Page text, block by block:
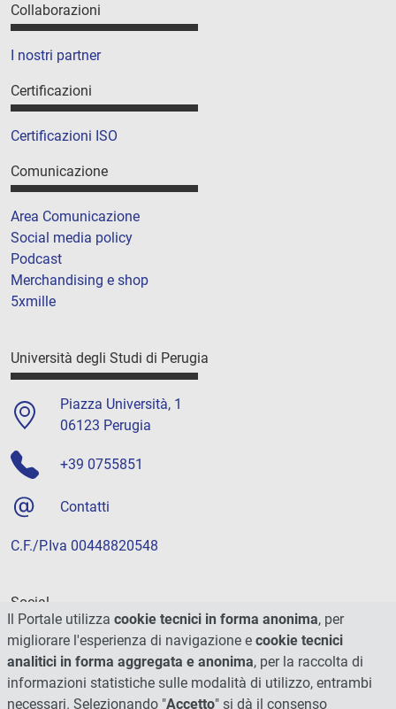
Collaborazioni
I nostri partner
Certificazioni
Certificazioni ISO
Comunicazione
Area Comunicazione
Social media policy
Podcast
Merchandising e shop
5xmille
Università degli Studi di Perugia
Piazza Università, 1
06123 Perugia
+39 0755851
Contatti
C.F./P.Iva 00448820548
Social
Il Portale utilizza cookie tecnici in forma anonima, per
migliorare l'esperienza di navigazione e cookie tecnici
analitici in forma aggregata e anonima, per la raccolta di
informazioni statistiche sulle modalità di utilizzo, entrambi
necessari. Selezionando "Accetto" si dà il consenso